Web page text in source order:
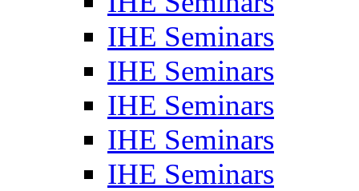
IHE Seminars
IHE Seminars
IHE Seminars
IHE Seminars
IHE Seminars